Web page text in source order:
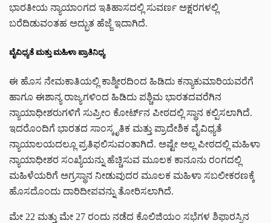
ಭಾರತೀಯ ನ್ಯಾಯಾಂಗದ ಇತಿಹಾಸದಲ್ಲಿ ಸುವರ್ಣ ಅಕ್ಷರಗಳಲ್ಲಿ
ಬರೆದಿಡುವಂತಹ ಅದ್ಭುತ ಹೆಜ್ಜೆ ಇದಾಗಿದೆ.
ವೈವಿಧ್ಯತೆ ಮತ್ತು ಮಹಿಳಾ ಪ್ರಾತಿನಿಧ್ಯ
ಈ ಹೊಸ ನೇಮಕಾತಿಯಲ್ಲಿ ಕಾಶ್ಮೀರದಿಂದ ಹಿಡಿದು ಕನ್ಯಾಕುಮಾರಿಯವರೆಗೆ
ಹಾಗೂ ಈಶಾನ್ಯ ರಾಜ್ಯಗಳಿಂದ ಹಿಡಿದು ಪಶ್ಚಿಮ ಭಾರತದವರೆಗಿನ
ನ್ಯಾಯಾಧೀಶರುಗಳಿಗೆ ಸುಪ್ರೀಂ ಕೋರ್ಟ್‌ನ ಪೀಠದಲ್ಲಿ ಸ್ಥಾನ ಕಲ್ಪಿಸಲಾಗಿದೆ.
ಇದರೊಂದಿಗೆ ಭಾರತದ ಸಾಂಸ್ಕೃತಿಕ ಮತ್ತು ಪ್ರಾದೇಶಿಕ ವೈವಿಧ್ಯತೆ
ನ್ಯಾಯಾಲಯದಲ್ಲೂ ಪ್ರತಿಫಲಿಸುವಂತಾಗಿದೆ. ಅಷ್ಟೇ ಅಲ್ಲ ಪೀಠದಲ್ಲಿ ಮಹಿಳಾ
ನ್ಯಾಯಾಧೀಶರ ಸಂಖ್ಯೆಯನ್ನು ಹೆಚ್ಚಿಸುವ ಮೂಲಕ ಕಾನೂನು ರಂಗದಲ್ಲಿ
ಮಹಿಳೆಯರಿಗೆ ಅಗ್ರಸ್ಥಾನ ನೀಡುವುದರ ಮೂಲಕ ಮಹಿಳಾ ಸಬಲೀಕರಣಕ್ಕೆ
ಹೊಸದೊಂದು ದಾರಿದೀಪವನ್ನು ತೋರಿಸಲಾಗಿದೆ.
ಮೇ 22 ಮತ್ತು ಮೇ 27 ರಂದು ನಡೆದ ಕೊಲಿಜಿಯಂ ಸಭೆಗಳ ಶಿಫಾರಸ್ಸಿನ